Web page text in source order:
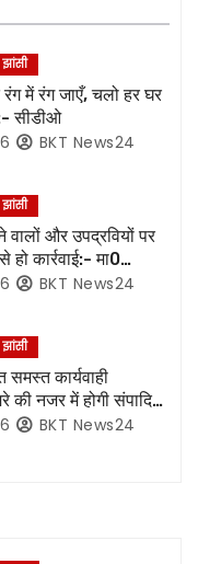
झांसी
रंग में रंग जाएँ, चलो हर घर
सीडीओ
BKT News24
झांसी
और उपद्रवियों पर
हो कार्रवाई:- मा0
BKT News24
झांसी
समस्त कार्यवाही
की नजर में होगी संपादित,
सुरक्षित:- नोडल
BKT News24